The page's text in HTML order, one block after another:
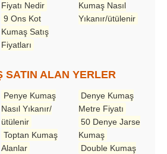
Fiyatı Nedir
9 Ons Kot
Kumaş Satış
Fiyatları
Kumaş Nasıl
Yıkanır/ütülenir
SATIN ALAN YERLER
Penye Kumaş
Nasıl Yıkanır/
ütülenir
Toptan Kumaş
Alanlar
Denye Kumaş
Metre Fiyatı
50 Denye Jarse
Kumaş
Double Kumaş